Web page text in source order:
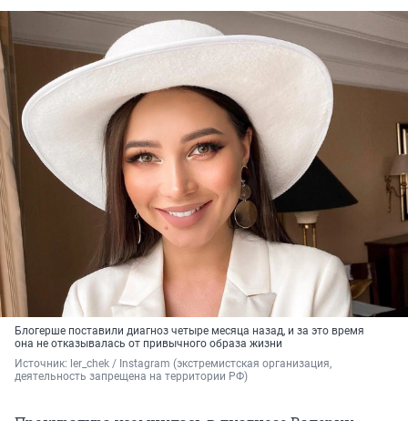
Блогерше поставили диагноз четыре месяца назад, и за это время
она не отказывалась от привычного образа жизни
Источник: ler_chek / Instagram (экстремистская организация,
деятельность запрещена на территории РФ)